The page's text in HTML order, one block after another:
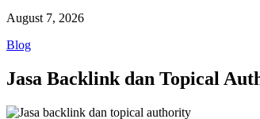
August 7, 2026
Blog
Jasa Backlink dan Topical